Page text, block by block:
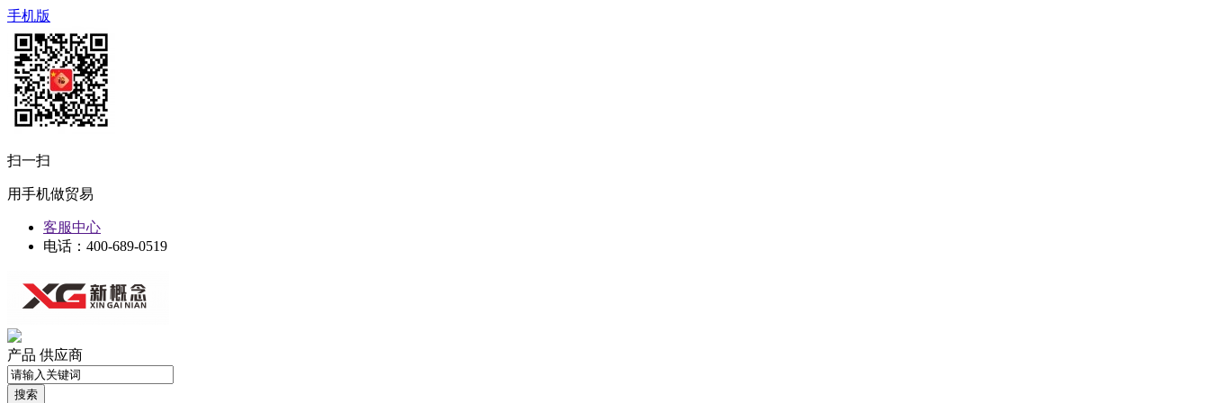
手机版
扫一扫
用手机做贸易
客服中心
电话：400-689-0519
产品 供应商
搜索